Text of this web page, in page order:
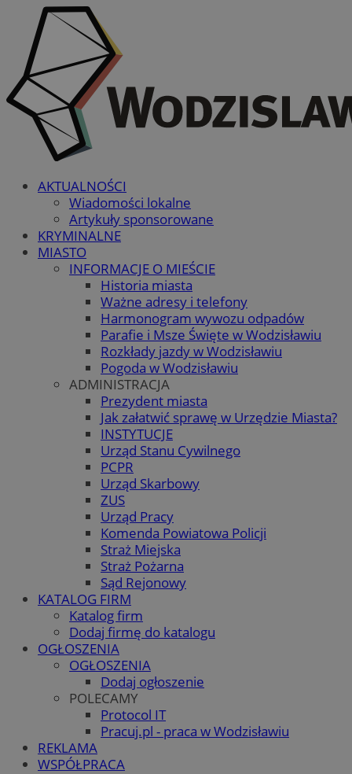
AKTUALNOŚCI
Wiadomości lokalne
Artykuły sponsorowane
KRYMINALNE
MIASTO
INFORMACJE O MIEŚCIE
Historia miasta
Ważne adresy i telefony
Harmonogram wywozu odpadów
Parafie i Msze Święte w Wodzisławiu
Rozkłady jazdy w Wodzisławiu
Pogoda w Wodzisławiu
ADMINISTRACJA
Prezydent miasta
Jak załatwić sprawę w Urzędzie Miasta?
INSTYTUCJE
Urząd Stanu Cywilnego
PCPR
Urząd Skarbowy
ZUS
Urząd Pracy
Komenda Powiatowa Policji
Straż Miejska
Straż Pożarna
Sąd Rejonowy
KATALOG FIRM
Katalog firm
Dodaj firmę do katalogu
OGŁOSZENIA
OGŁOSZENIA
Dodaj ogłoszenie
POLECAMY
Protocol IT
Pracuj.pl - praca w Wodzisławiu
REKLAMA
WSPÓŁPRACA